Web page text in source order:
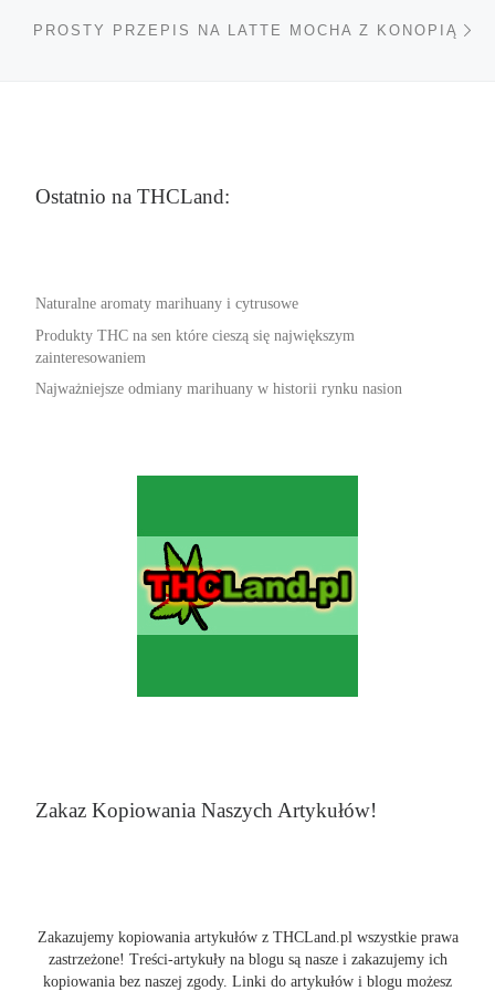
PROSTY PRZEPIS NA LATTE MOCHA Z KONOPIĄ
Ostatnio na THCLand:
Naturalne aromaty marihuany i cytrusowe
Produkty THC na sen które cieszą się największym
zainteresowaniem
Najważniejsze odmiany marihuany w historii rynku nasion
Zakaz Kopiowania Naszych Artykułów!
Zakazujemy kopiowania artykułów z THCLand.pl wszystkie prawa
zastrzeżone! Treści-artykuły na blogu są nasze i zakazujemy ich
kopiowania bez naszej zgody. Linki do artykułów i blogu możesz